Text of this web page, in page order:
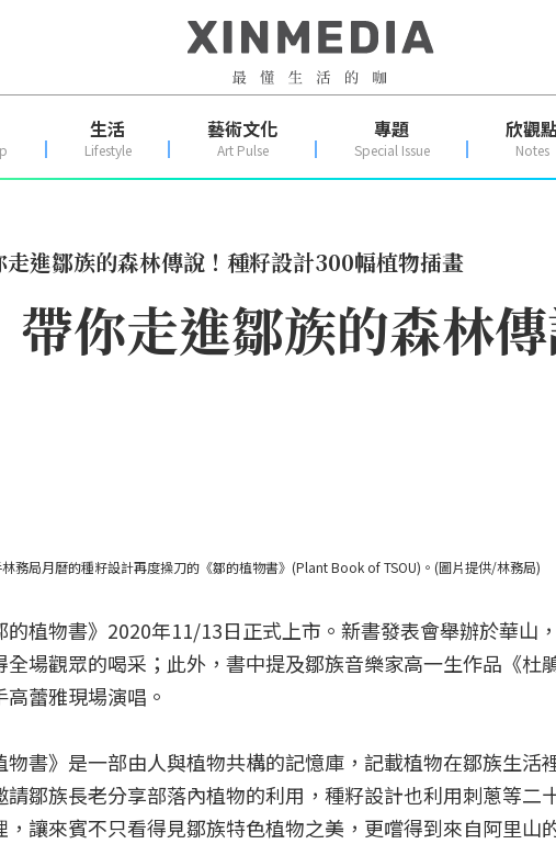
生活
Lifestyle
藝術文化
Art Pulse
專題
Special Issue
欣觀
Notes
走進鄒族的森林傳說！種籽設計300幅植物插畫
帶你走進鄒族的森林
務局月曆的種籽設計再度操刀的《鄒的植物書》(Plant Book of TSOU)。(圖片提供/林務局)
植物書》2020年11/13日正式上市。新書發表會舉辦於華山
場觀眾的喝采；此外，書中提及鄒族音樂家高一生作品《杜
蕾雅現場演唱。
書》是一部由人與植物共構的記憶庫，記載植物在鄒族生活
鄒族長老分享部落內植物的利用，種籽設計也利用刺蔥等二
讓來賓不只看得見鄒族特色植物之美，更嚐得到來自阿里山